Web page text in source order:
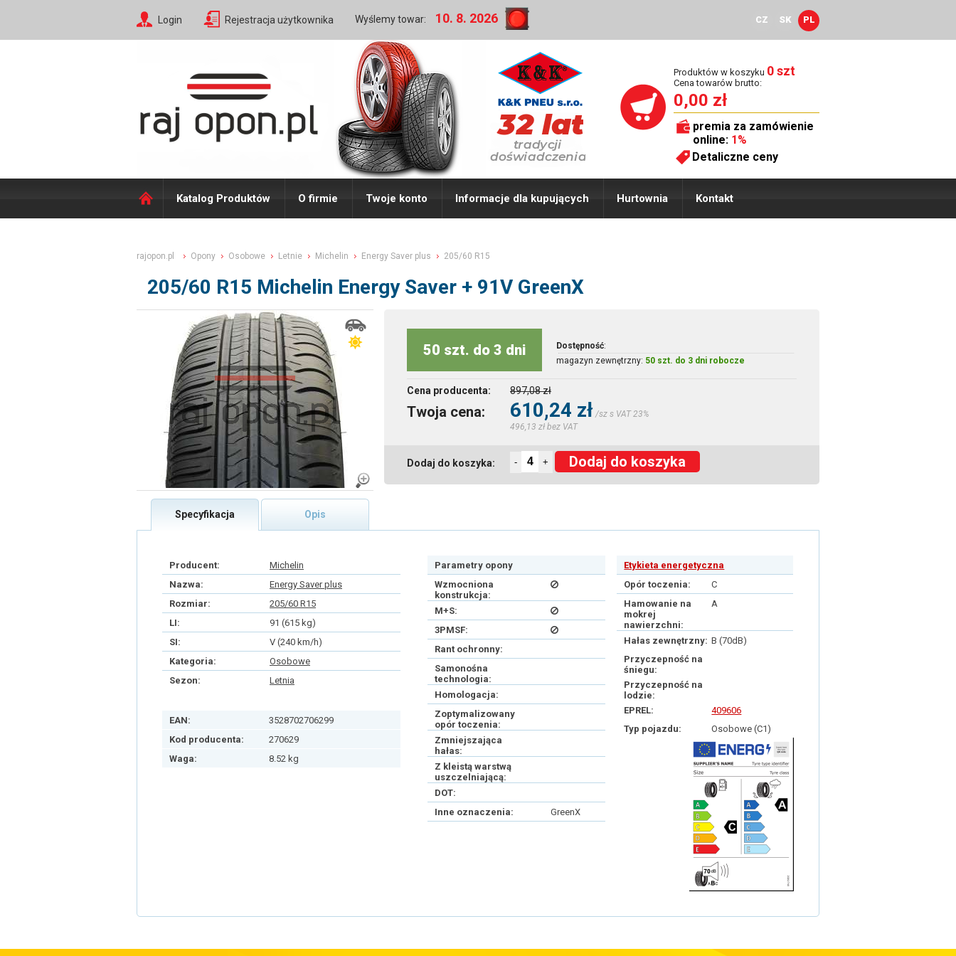
Login Rejestracja użytkownika Wyślemy towar: 10. 8. 2026 CZ SK PL
Produktów w koszyku 0 szt
Cena towarów brutto:
0,00 zł
premia za zamówienie
online: 1%
Detaliczne ceny
Katalog Produktów O firmie Twoje konto Informacje dla kupujących Hurtownia Kontakt
rajopon.pl Opony Osobowe Letnie Michelin Energy Saver plus 205/60 R15
205/60 R15 Michelin Energy Saver + 91V GreenX
50 szt. do 3 dni Dostępność:
magazyn zewnętrzny: 50 szt. do 3 dni robocze
Cena producenta: 897,08 zł
Twoja cena: 610,24 zł /sz s VAT 23%
496,13 zł bez VAT
Dodaj do koszyka: - + Dodaj do koszyka
Specyfikacja Opis
Producent:
Michelin
Nazwa:
Energy Saver plus
Rozmiar:
205/60 R15
LI:
91 (615 kg)
SI:
V (240 km/h)
Kategoria:
Osobowe
Sezon:
Letnia
EAN:
3528702706299
Kod producenta:
270629
Waga:
8.52 kg
Parametry opony
Wzmocniona
konstrukcja:
M+S:
3PMSF:
Rant ochronny:
Samonośna
technologia:
Homologacja:
Zoptymalizowany
opór toczenia:
Zmniejszająca
hałas:
Z kleistą warstwą
uszczelniającą:
DOT:
Inne oznaczenia:
GreenX
Etykieta energetyczna
Opór toczenia:
C
Hamowanie na
mokrej
nawierzchni:
A
Hałas zewnętrzny: B (70dB)
Przyczepność na
śniegu:
Przyczepność na
lodzie:
EPREL:
409606
Typ pojazdu:
Osobowe (C1)